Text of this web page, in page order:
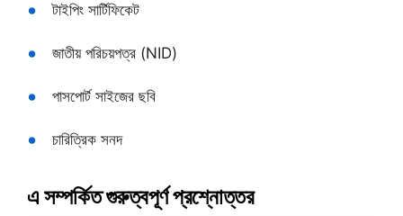
টাইপিং সার্টিফিকেট
জাতীয় পরিচয়পত্র (NID)
পাসপোর্ট সাইজের ছবি
চারিত্রিক সনদ
এ সম্পর্কিত গুরুত্বপূর্ণ প্রশ্নোত্তর